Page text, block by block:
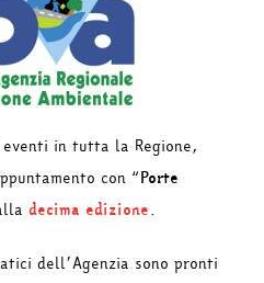
in tutta la Regione,
con “Porte
decima edizione.
dell’Agenzia sono pronti